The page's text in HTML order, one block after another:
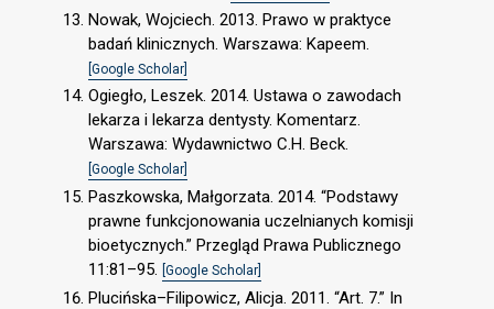
Nowak, Wojciech. 2013. Prawo w praktyce
badań klinicznych. Warszawa: Kapeem.
[Google Scholar]
Ogiegło, Leszek. 2014. Ustawa o zawodach
lekarza i lekarza dentysty. Komentarz.
Warszawa: Wydawnictwo C.H. Beck.
[Google Scholar]
Paszkowska, Małgorzata. 2014. “Podstawy
prawne funkcjonowania uczelnianych komisji
bioetycznych.” Przegląd Prawa Publicznego
11:81–95. [Google Scholar]
Plucińska–Filipowicz, Alicja. 2011. “Art. 7.” In